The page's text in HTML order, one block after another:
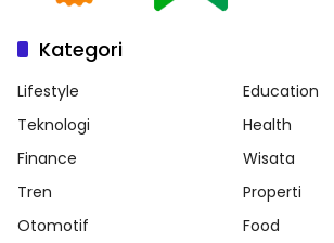
Kategori
Lifestyle
Education
Teknologi
Health
Finance
Wisata
Tren
Properti
Otomotif
Food